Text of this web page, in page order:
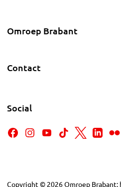
Omroep Brabant
Contact
Social
Copyright © 2026Omroep